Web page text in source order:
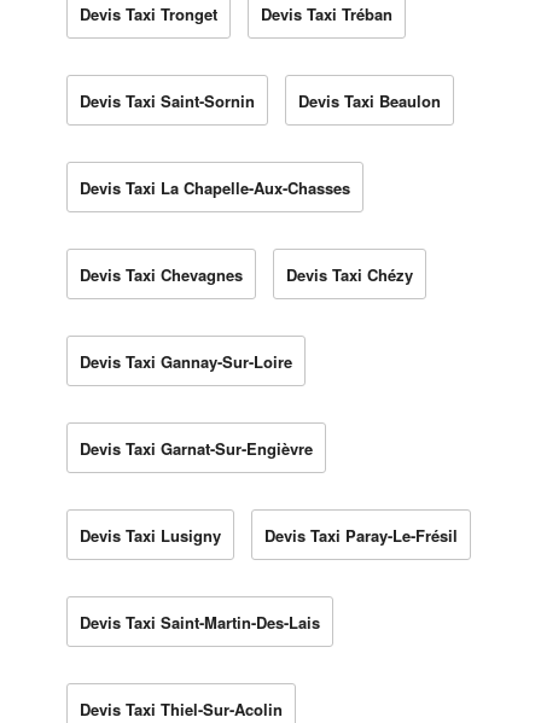
Devis Taxi Tronget Devis Taxi Tréban
Devis Taxi Saint-Sornin Devis Taxi Beaulon
Devis Taxi La Chapelle-Aux-Chasses
Devis Taxi Chevagnes Devis Taxi Chézy
Devis Taxi Gannay-Sur-Loire
Devis Taxi Garnat-Sur-Engièvre
Devis Taxi Lusigny Devis Taxi Paray-Le-Frésil
Devis Taxi Saint-Martin-Des-Lais
Devis Taxi Thiel-Sur-Acolin